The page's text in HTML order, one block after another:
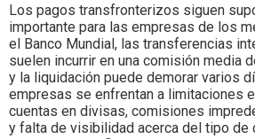
Los pagos transfronterizos siguen
importante para las empresas de los
el Banco Mundial, las transferencias
suelen incurrir en una comisión media
y la liquidación puede demorar varios
empresas se enfrentan a limitaciones
cuentas en divisas, comisiones
y falta de visibilidad acerca del tipo de